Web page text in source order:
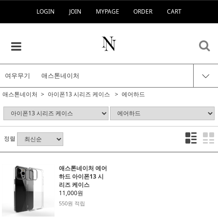
LOGIN JOIN MYPAGE ORDER CART
여우무기 애스톤네이처
애스톤네이처 아이폰13 시리즈 케이스 에어하드
정렬
애스톤네이처 에어
하드 아이폰13 시
리즈 케이스
11,000원
550원 적립